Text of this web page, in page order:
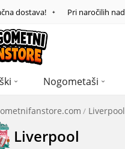
dostava! Pri naročilih nad
Nogometaši
Liverpool
Liverpool